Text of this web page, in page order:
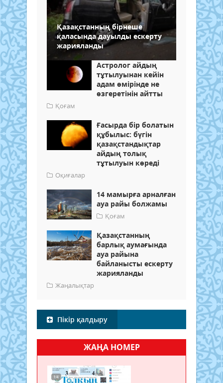
Қазақстанның бірнеше
қаласында дауылды ескерту
жарияланды
Астролог айдың
тұтылуынан кейін
адам өмірінде не
өзгеретінін айтты
Қоғам
Ғасырда бір болатын
құбылыс: бүгін
қазақстандықтар
айдың толық
тұтылуын көреді
Оқиғалар
14 мамырға арналған
ауа райы болжамы
Қоғам
Қазақстанның
барлық аумағында
ауа райына
байланысты ескерту
жарияланды
Жаңалықтар
Пікір қалдыру
ЖАҢА НОМЕР